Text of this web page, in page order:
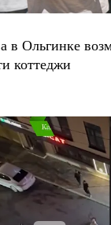
в Ольгинке
коттеджи